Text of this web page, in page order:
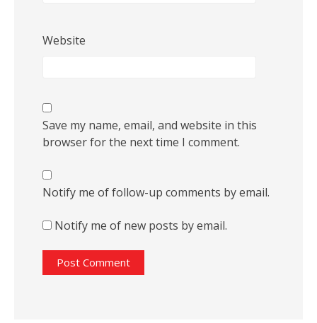
Website
Save my name, email, and website in this
browser for the next time I comment.
Notify me of follow-up comments by email.
Notify me of new posts by email.